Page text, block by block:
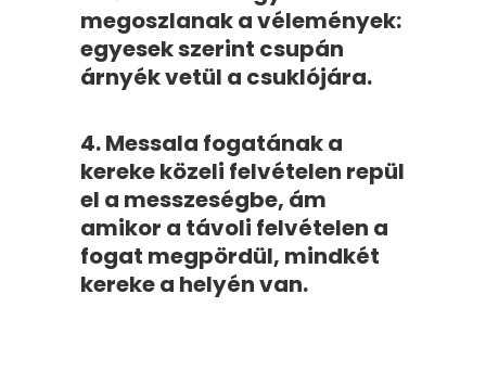
megoszlanak a vélemények:
egyesek szerint csupán
árnyék vetül a csuklójára.
4. Messala fogatának a
kereke közeli felvételen repül
el a messzeségbe, ám
amikor a távoli felvételen a
fogat megpördül, mindkét
kereke a helyén van.